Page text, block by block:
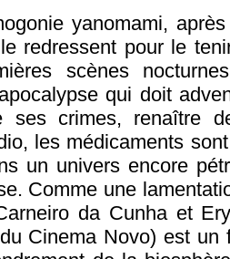
yanomami,
redressent pour le
scènes
qui doit
ses crimes, renaître
les médicaments
un univers encore
Comme une
da Cunha et
Cinema Novo) est